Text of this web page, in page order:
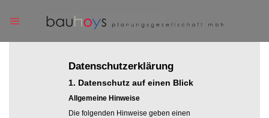
Datenschutz­erklärung
1. Datenschutz auf einen Blick
Allgemeine Hinweise
Die folgenden Hinweise geben einen